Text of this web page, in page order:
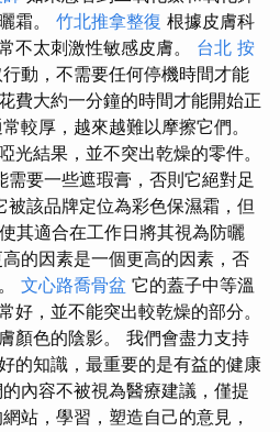
霜。 竹北推拿整復 根據皮膚科
不太刺激性敏感皮膚。 台北 按
動，不需要任何停機時間才能
費大約一分鐘的時間才能開始正
較厚，越來越難以摩擦它們。
光結果，並不突出乾燥的零件。
需要一些遮瑕膏，否則它絕對足
被該品牌定位為彩色保濕霜，但
其適合在工作日將其視為防曬
的因素是一個更高的因素，否
文心路喬骨盆 它的蓋子中等溫
好，並不能突出較乾燥的部分。
顏色的陰影。 我們會盡力支持
的知識，最重要的是有益的健康
內容不被視為醫療建議，僅提
站，學習，塑造自己的意見，